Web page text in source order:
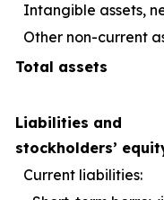
Intangible assets,
Other non-current
Total assets
Liabilities and
stockholders’
Current liabilities: